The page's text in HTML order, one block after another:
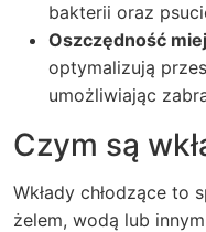
bakterii oraz
Oszczędność
optymalizują
umożliwiając
Czym są
Wkłady chłodzące to
żelem, wodą lub